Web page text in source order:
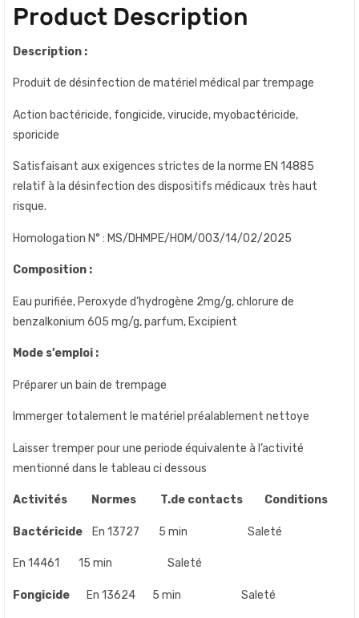
Product Description
Description :
Produit de désinfection de matériel médical par trempage
Action bactéricide, fongicide, virucide, myobactéricide,
sporicide
Satisfaisant aux exigences strictes de la norme EN 14885
relatif à la désinfection des dispositifs médicaux très haut
risque.
Homologation N° : MS/DHMPE/HOM/003/14/02/2025
Composition :
Eau purifiée, Peroxyde d’hydrogène 2mg/g, chlorure de
benzalkonium 605 mg/g, parfum, Excipient
Mode s’emploi :
Préparer un bain de trempage
Immerger totalement le matériel préalablement nettoye
Laisser tremper pour une periode équivalente à l’activité
mentionné dans le tableau ci dessous
Activités Normes T.de contacts Conditions
Bactéricide En 13727 5 min Saleté
En 14461 15 min Saleté
Fongicide En 13624 5 min Saleté